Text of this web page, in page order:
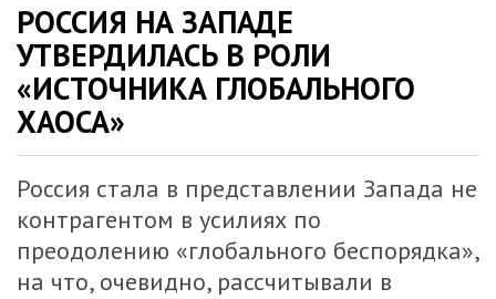
РОССИЯ НА ЗАПАДЕ
УТВЕРДИЛАСЬ В РОЛИ
«ИСТОЧНИКА ГЛОБАЛЬНОГО
ХАОСА»
Россия стала в представлении Запада не
контрагентом в усилиях по
преодолению «глобального беспорядка»,
на что, очевидно, рассчитывали в